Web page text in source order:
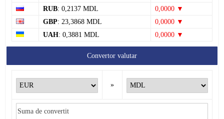
RUB: 0,2137 MDL
0,0000 ▼
GBP: 23,3868 MDL
0,0000 ▼
UAH: 0,3881 MDL 0,0000 ▼
Convertor valutar
»